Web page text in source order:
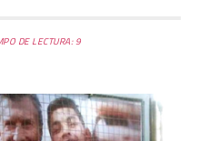
DE LECTURA: 9